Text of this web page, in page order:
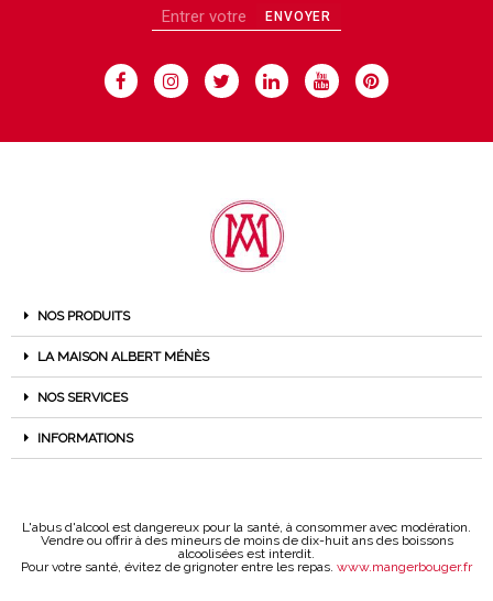
ENVOYER
NOS PRODUITS
LA MAISON ALBERT MÉNÈS
NOS SERVICES
INFORMATIONS
L'abus d'alcool est dangereux pour la santé, à consommer avec modération.
Vendre ou offrir à des mineurs de moins de dix-huit ans des boissons
alcoolisées est interdit.
Pour votre santé, évitez de grignoter entre les repas. www.mangerbouger.fr